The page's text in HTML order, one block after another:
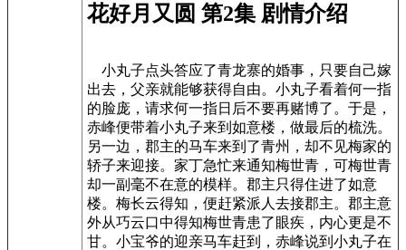
花好月又圆 第2集 剧情介绍
小丸子点头答应了青龙寨的婚事，只要自己嫁
出去，父亲就能够获得自由。小丸子看着何一指
的脸庞，请求何一指日后不要再赌博了。于是，
赤峰便带着小丸子来到如意楼，做最后的梳洗。
另一边，郡主的马车来到了青州，却不见梅家的
轿子来迎接。家丁急忙来通知梅世青，可梅世青
却一副毫不在意的模样。郡主只得住进了如意
楼。梅长云得知，便赶紧派人去接郡主。郡主意
外从巧云口中得知梅世青患了眼疾，内心更是不
甘。小宝爷的迎亲马车赶到，赤峰说到小丸子在